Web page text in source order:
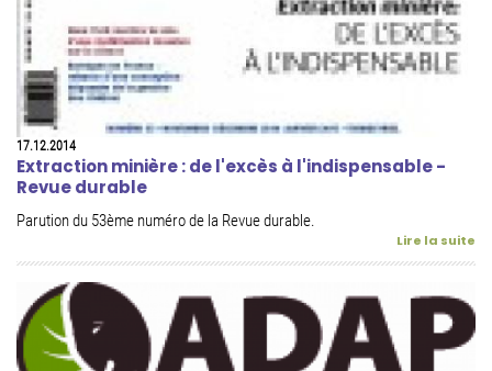
17.12.2014
Extraction minière : de l'excès à l'indispensable -
Revue durable
Parution du 53ème numéro de la Revue durable.
Lire la suite